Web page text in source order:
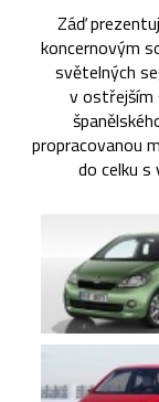
Záď
koncernovým
světelných
v ostřejším
propracovanou
do celku s